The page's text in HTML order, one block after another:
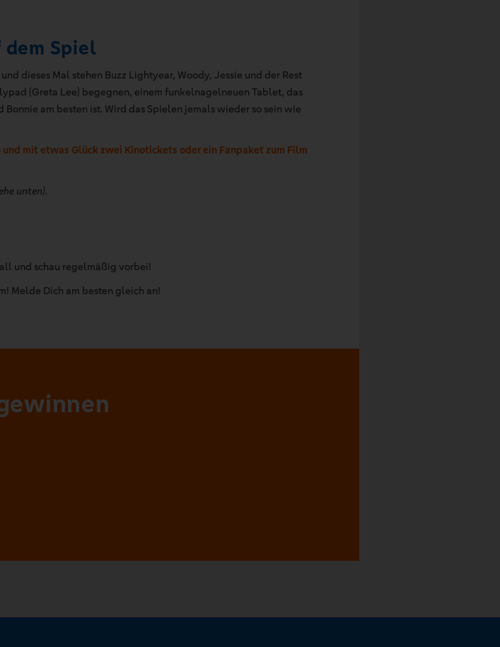
dem Spiel
dieses Mal stehen Buzz Lightyear, Woody, Jessie und der Rest
(Greta Lee) begegnen, einem funkelnagelneuen Tablet, das
am besten ist. Wird das Spielen jemals wieder so sein wie
mit etwas Glück zwei Kinotickets oder ein Fanpaket zum Film
unten).
Ball und schau regelmäßig vorbei!
Melde Dich am besten gleich an!